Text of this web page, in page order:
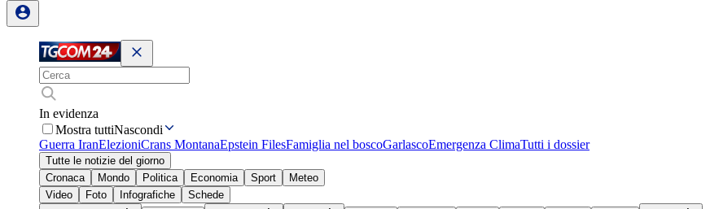
In evidenza
Mostra tuttiNascondi
Guerra IranElezioniCrans MontanaEpstein FilesFamiglia nel boscoGarlascoEmergenza ClimaTutti i dossier
Tutte le notizie del giorno
Cronaca
Mondo Politica Economia Sport
Meteo
Video
Foto Infografiche
Schede